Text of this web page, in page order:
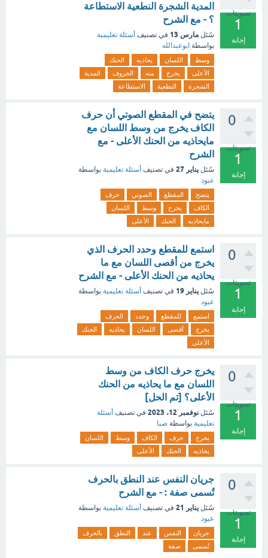
تصويتات
1
إجابة
المدية الشجرة النطعية الاستطاعة
؟ - مع الشرح
سُئل مارس 13 في تصنيف أسئلة تعليمية
بواسطة ابوعبدالله
وسط اللسان يحاذيه
الحنك
الأعلى
يخرج منه الحروف
المدية
الشجرة
النطعية الاستطاعة
0
تصويتات
1
إجابة
يتضح في المقطع الصوتي أن حرف
الكاف يخرج من وسط اللسان مع
مايحاذيه من الحنك الأعلى - مع
الشرح
سُئل يناير 27 في تصنيف أسئلة تعليمية بواسطة
عبود
يتضح المقطع الصوتي
حرف
الكاف
يخرج وسط
اللسان
مايحاذيه
الحنك الأعلى
0
تصويتات
1
إجابة
استمع للمقطع وحدد الحرف الذي
يخرج من أقصى اللسان مع ما
يحاذيه من الحنك الأعلى - مع الشرح
سُئل يناير 19 في تصنيف أسئلة تعليمية بواسطة
عبود
استمع للمقطع وحدد
الحرف
يخرج
أقصى اللسان يحاذيه
الحنك
الأعلى
0
تصويتات
1
إجابة
يخرج حرف الكاف من وسط
اللسان مع ما يحاذيه من الحنك
الأعلى؟ [تم الحل]
سُئل نوفمبر 12، 2023 في تصنيف أسئلة
تعليمية بواسطة صبا
يخرج حرف الكاف وسط
اللسان
يحاذيه
الحنك الأعلى
0
تصويتات
1
إجابة
جريان النفس عند النطق بالحرف
تُسمى صفة : - مع الشرح
سُئل يناير 21 في تصنيف أسئلة تعليمية بواسطة
عبود
جريان النفس عند النطق
بالحرف
تُسمى
صفة